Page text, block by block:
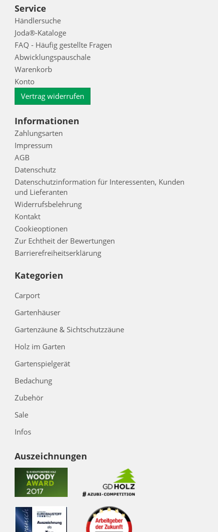
Service
Händlersuche
Joda®-Kataloge
FAQ - Häufig gestellte Fragen
Abwicklungspauschale
Warenkorb
Konto
Vertrag widerrufen
Informationen
Zahlungsarten
Impressum
AGB
Datenschutz
Datenschutzinformation für Interessenten, Kunden
und Lieferanten
Widerrufsbelehrung
Kontakt
Cookieoptionen
Zur Echtheit der Bewertungen
Barrierefreiheitserklärung
Kategorien
Carport
Gartenhäuser
Gartenzäune & Sichtschutzzäune
Holz im Garten
Gartenspielgerät
Bedachung
Zubehör
Sale
Infos
Auszeichnungen